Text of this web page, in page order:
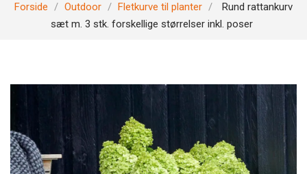
Forside Outdoor Fletkurve til planter
Rund rattankurv
sæt m. 3 stk. forskellige størrelser inkl. poser